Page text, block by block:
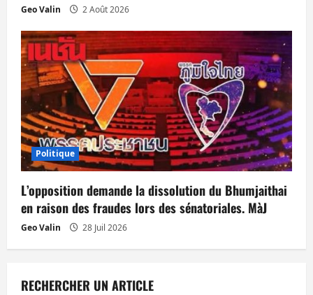
Geo Valin 2 Août 2026
Politique
L’opposition demande la dissolution du Bhumjaithai
en raison des fraudes lors des sénatoriales. MàJ
Geo Valin 28 Juil 2026
RECHERCHER UN ARTICLE